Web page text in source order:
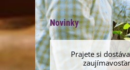
Novinky
Prajete si